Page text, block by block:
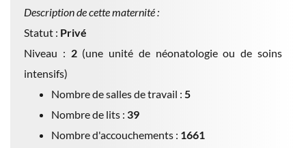
Description de cette maternité :
Statut : Privé
Niveau : 2(une unité de néonatologie ou de soins
intensifs)
Nombre de salles de travail : 5
Nombre de lits : 39
Nombre d'accouchements : 1661